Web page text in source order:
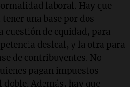
laboral. Hay que
una base por dos
cuestión de equidad, para
desleal, y la otra para
de contribuyentes. No
pagan impuestos
Además, hay que